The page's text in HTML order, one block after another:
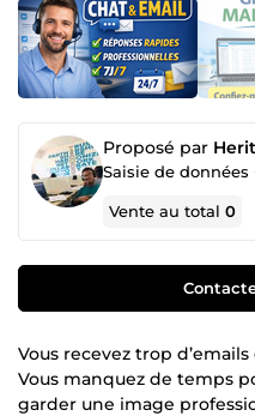
Proposé par
Saisie de
Vente au total0
Vous recevez trop
Vous manquez de temps
garder une image